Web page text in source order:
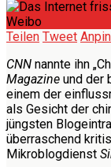
Teilen Tweet
CNN nannte ihn
Magazine und der
einem der
als Gesicht der
jüngsten
überraschend
Mikroblogdienst